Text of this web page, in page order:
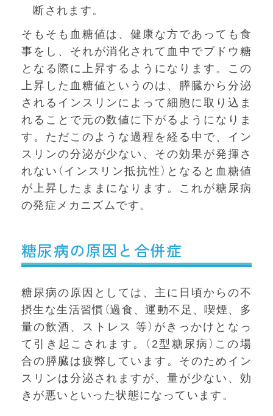
断されます。
そもそも血糖値は、健康な方であっても食
事をし、それが消化されて血中でブドウ糖
となる際に上昇するようになります。この
上昇した血糖値というのは、膵臓から分泌
されるインスリンによって細胞に取り込ま
れることで元の数値に下がるようになりま
す。ただこのような過程を経る中で、イン
スリンの分泌が少ない、その効果が発揮さ
れない（インスリン抵抗性）となると血糖値
が上昇したままになります。これが糖尿病
の発症メカニズムです。
糖尿病の原因と合併症
糖尿病の原因としては、主に日頃からの不
摂生な生活習慣（過食、運動不足、喫煙、多
量の飲酒、ストレス 等）がきっかけとなっ
て引き起こされます。（2型糖尿病）この場
合の膵臓は疲弊しています。そのためイン
スリンは分泌されますが、量が少ない、効
きが悪いといった状態になっています。